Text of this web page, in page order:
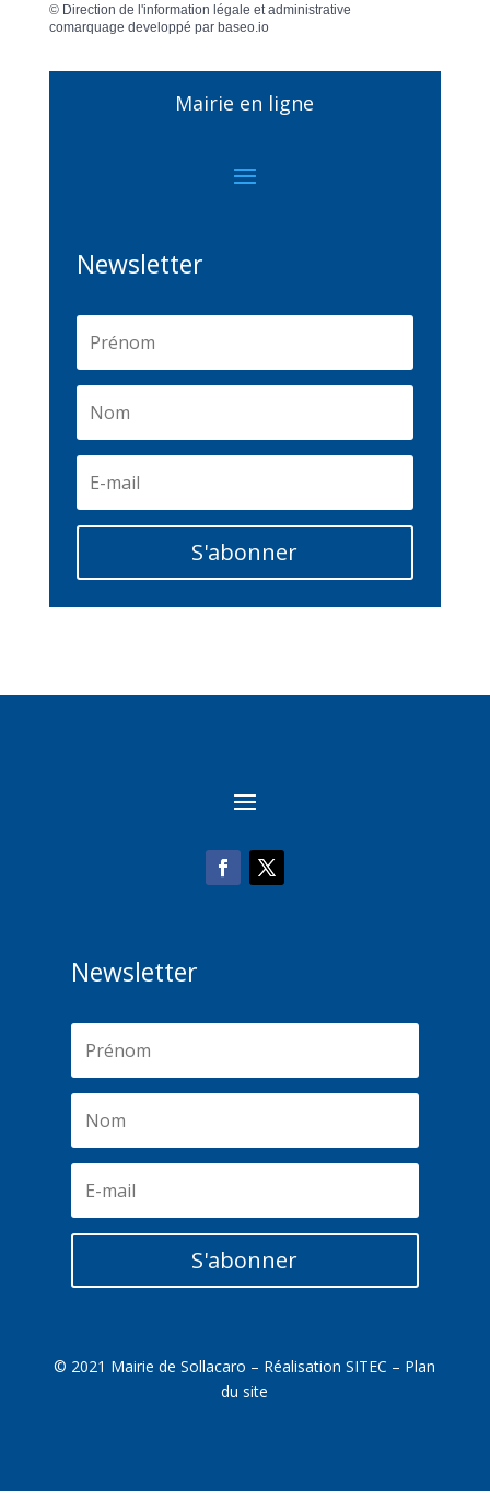
© Direction de l'information légale et administrative
comarquage developpé par baseo.io
Mairie en ligne
Newsletter
S'abonner
Newsletter
S'abonner
© 2021 Mairie de Sollacaro – RéalisationSITEC – Plan
du site